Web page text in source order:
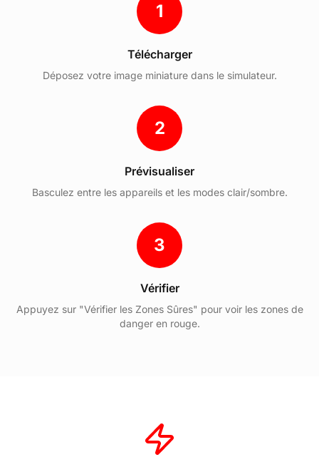
1
Télécharger
Déposez votre image miniature dans le simulateur.
2
Prévisualiser
Basculez entre les appareils et les modes clair/sombre.
3
Vérifier
Appuyez sur "Vérifier les Zones Sûres" pour voir les zones de
danger en rouge.